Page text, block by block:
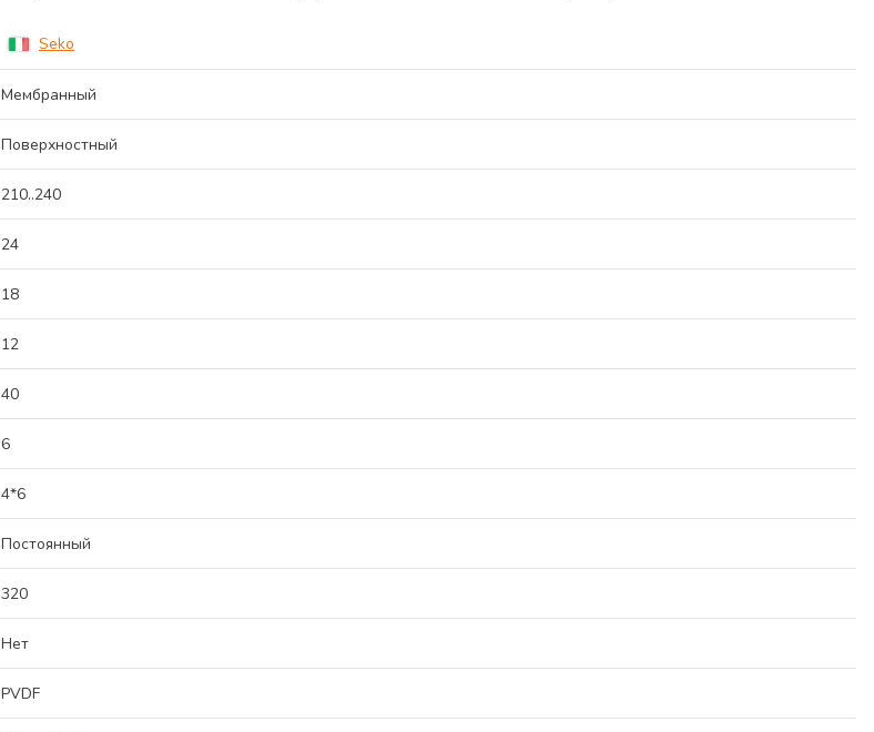
Seko
Мембранный
Поверхностный
210..240
24
18
12
40
6
4*6
Постоянный
320
Нет
PVDF